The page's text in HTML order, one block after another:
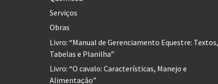
Serviços
Obras
Livro: “Manual de Gerenciamento Equestre: Textos,
Tabelas e Planilha”
Livro: “O cavalo: Características, Manejo e
Alimentação”